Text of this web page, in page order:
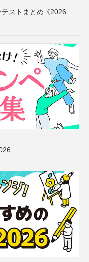
ストまとめ《2026